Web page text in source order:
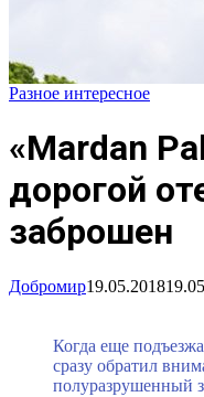
Разное интересное
«Mardan
дорогой
заброшен
Добромир19.05.2018
Когда еще
сразу обратил
полуразрушенный